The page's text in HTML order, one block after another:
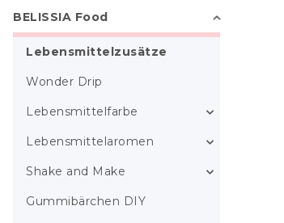
BELISSIA Food
Lebensmittelzusätze
Wonder Drip
Lebensmittelfarbe
Lebensmittelaromen
Shake and Make
Gummibärchen DIY